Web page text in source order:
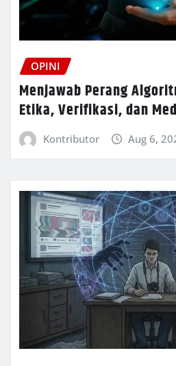
OPINI
Menjawab Perang
Etika, Verifikasi, dan
Kontributor Aug 6,